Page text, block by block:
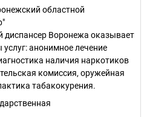
областной
диспансер Воронежа оказывает
анонимное лечение
наличия наркотиков
комиссия, оружейная
табакокурения.